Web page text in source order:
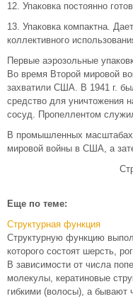
12. Упаковка постоянно
13. Упаковка компактна.
коллективного
Первые аэрозольные
Во время Второй мировой
захватили США. В 1941 г.
средство для уничтожения
сосуд. Пропеллентом
В промышленных масштабах
мировой войны в США, а
Еще по теме:
Структурная функция
Структурную функцию
которого состоят шерсть,
В зависимости от числа
молекулы, кератиновые
гибкими (волосы), а бывают